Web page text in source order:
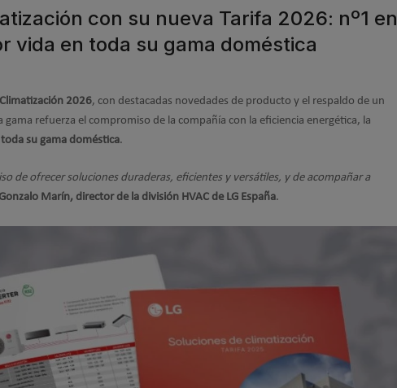
con su nueva Tarifa 2026: nº1 en
vida en toda su gama doméstica
2026, con destacadas novedades de producto y el respaldo de un
gama refuerza el compromiso de la compañía con la eficiencia energética, la
su gama doméstica.
de ofrecer soluciones duraderas, eficientes y versátiles, y de acompañar a
Gonzalo Marín, director de la división HVAC de LG España.